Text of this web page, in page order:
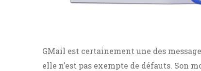
GMail est certainement une des
elle n’est pas exempte de défauts. Son